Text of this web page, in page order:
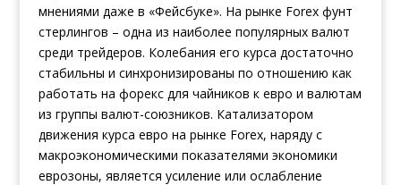
мнениями даже в «Фейсбуке». На рынке Forex фунт
стерлингов – одна из наиболее популярных валют
среди трейдеров. Колебания его курса достаточно
стабильны и синхронизированы по отношению как
работать на форекс для чайников к евро и валютам
из группы валют-союзников. Катализатором
движения курса евро на рынке Forex, наряду с
макроэкономическими показателями экономики
еврозоны, является усиление или ослабление